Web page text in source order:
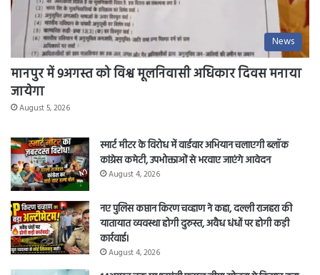
News
मानपुर में 9अगस्त को विश्व मूलनिवासी अधिकार दिवस मनाया
जायेगा
August 5, 2026
स्मार्ट मीटर के विरोध में वार्डवार अभियान चलाएगी ब्लॉक
कांग्रेस कमेटी, उपभोक्ताओं से भरवाए जाएंगे आवेदन
August 4, 2026
नए पुलिस कप्तान किरण चव्हाण ने कहा, दल्ली राजहरा की
यातायात व्यवस्था होगी दुरुस्त, अवैध धंधों पर होगी कड़ी
कार्रवाई।
August 4, 2026